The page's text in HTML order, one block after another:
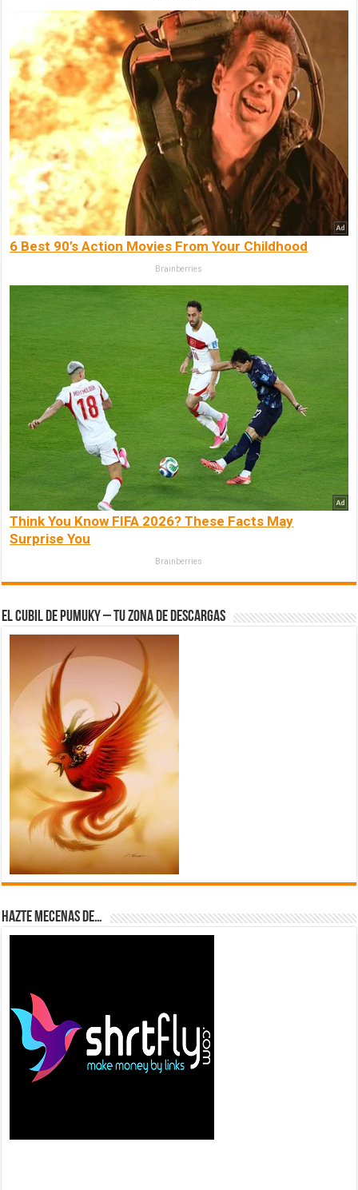
6 Best 90’s Action Movies From Your Childhood
Brainberries
Think You Know FIFA 2026? These Facts May
Surprise You
Brainberries
El Cubil de Pumuky – Tu zona de Descargas
Hazte Mecenas de…